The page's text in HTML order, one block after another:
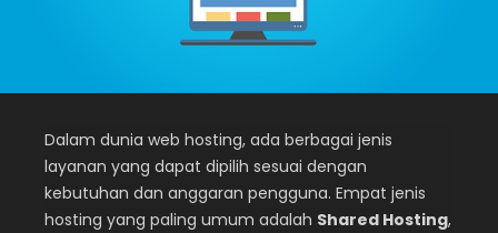
Dalam dunia web hosting, ada berbagai jenis
layanan yang dapat dipilih sesuai dengan
kebutuhan dan anggaran pengguna. Empat jenis
hosting yang paling umum adalah Shared Hosting,